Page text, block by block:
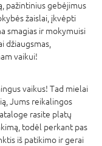
pažintinius gebėjimus
žaislai, įkvėpti
smagias ir mokymuisi
džiaugsmas,
vaikui!
vaikus! Tad mielai
Jums reikalingos
rasite platų
todėl perkant pas
iš patikimo ir gerai